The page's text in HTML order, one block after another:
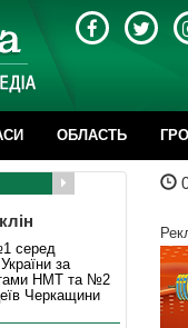
ОБЛАСТЬ
серед
за
НМТ та №2
Черкащини